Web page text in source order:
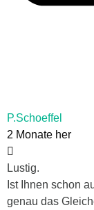
P.Schoeffel
2 Monate her
Lustig.
Ist Ihnen schon
genau das